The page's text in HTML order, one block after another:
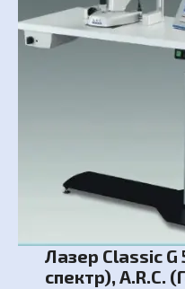
Лазер Classic
спектр), A.R.C.